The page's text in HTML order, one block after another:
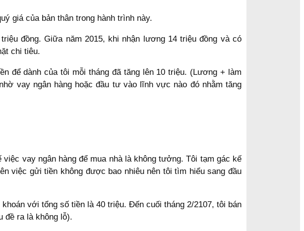
giá của bản thân trong hành trình này.
đồng. Giữa năm 2015, khi nhận lương 14 triệu đồng và có
chi tiêu.
để dành của tôi mỗi tháng đã tăng lên 10 triệu. (Lương + làm
vay ngân hàng hoặc đầu tư vào lĩnh vực nào đó nhằm tăng
vay ngân hàng để mua nhà là không tưởng. Tôi tạm gác kế
việc gửi tiền không được bao nhiêu nên tôi tìm hiểu sang đầu
với tổng số tiền là 40 triệu. Đến cuối tháng 2/2107, tôi bán
đề ra là không lỗ).